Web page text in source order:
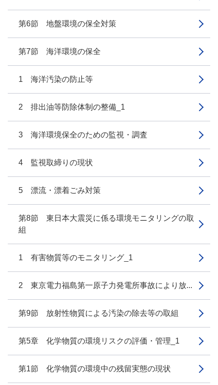
第6節 地盤環境の保全対策
第7節 海洋環境の保全
1 海洋汚染の防止等
2 排出油等防除体制の整備_1
3 海洋環境保全のための監視・調査
4 監視取締りの現状
5 漂流・漂着ごみ対策
第8節 東日本大震災に係る環境モニタリングの取
組
1 有害物質等のモニタリング_1
2 東京電力福島第一原子力発電所事故により放...
第9節 放射性物質による汚染の除去等の取組
第5章 化学物質の環境リスクの評価・管理_1
第1節 化学物質の環境中の残留実態の現状